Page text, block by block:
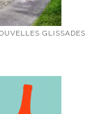
GLISSADES